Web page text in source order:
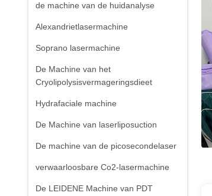
de machine van de huidanalyse
Alexandrietlasermachine
Soprano lasermachine
De Machine van het
Cryolipolysisvermageringsdieet
Hydrafaciale machine
De Machine van laserliposuction
De machine van de picosecondelaser
verwaarloosbare Co2-lasermachine
De LEIDENE Machine van PDT